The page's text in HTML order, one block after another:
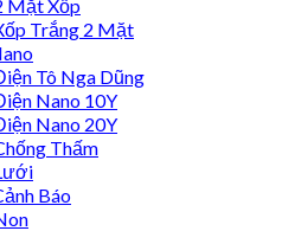
Mặt Xốp
Trắng 2 Mặt
Tô Nga Dũng
Nano 10Y
Nano 20Y
Thấm
Báo